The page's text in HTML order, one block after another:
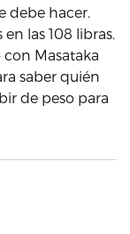
debe hacer.
las 108 libras.
Masataka
saber quién
de peso para